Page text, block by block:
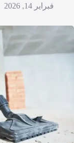
فبراير 14, 2026